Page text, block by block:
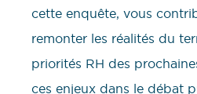
cette enquête, vous
remonter les réalités du
priorités RH des
ces enjeux dans le débat